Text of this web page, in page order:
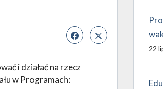
i działać na rzecz
w Programach:
22